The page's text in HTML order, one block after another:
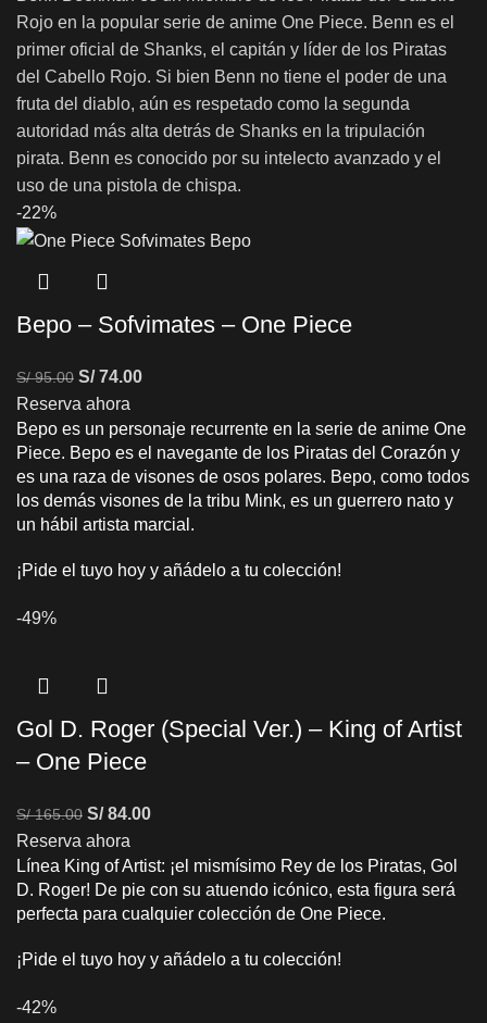
Rojo en la popular serie de anime One Piece. Benn es el
primer oficial de Shanks, el capitán y líder de los Piratas
del Cabello Rojo. Si bien Benn no tiene el poder de una
fruta del diablo, aún es respetado como la segunda
autoridad más alta detrás de Shanks en la tripulación
pirata. Benn es conocido por su intelecto avanzado y el
uso de una pistola de chispa.
-22%
Bepo – Sofvimates – One Piece
S/95.00 S/74.00
Reserva ahora
Bepo es un personaje recurrente en la serie de anime One
Piece. Bepo es el navegante de los Piratas del Corazón y
es una raza de visones de osos polares. Bepo, como todos
los demás visones de la tribu Mink, es un guerrero nato y
un hábil artista marcial.
¡Pide el tuyo hoy y añádelo a tu colección!
-49%
Gol D. Roger (Special Ver.) – King of Artist
– One Piece
S/165.00 S/84.00
Reserva ahora
Línea King of Artist: ¡el mismísimo Rey de los Piratas, Gol
D. Roger! De pie con su atuendo icónico, esta figura será
perfecta para cualquier colección de One Piece.
¡Pide el tuyo hoy y añádelo a tu colección!
-42%